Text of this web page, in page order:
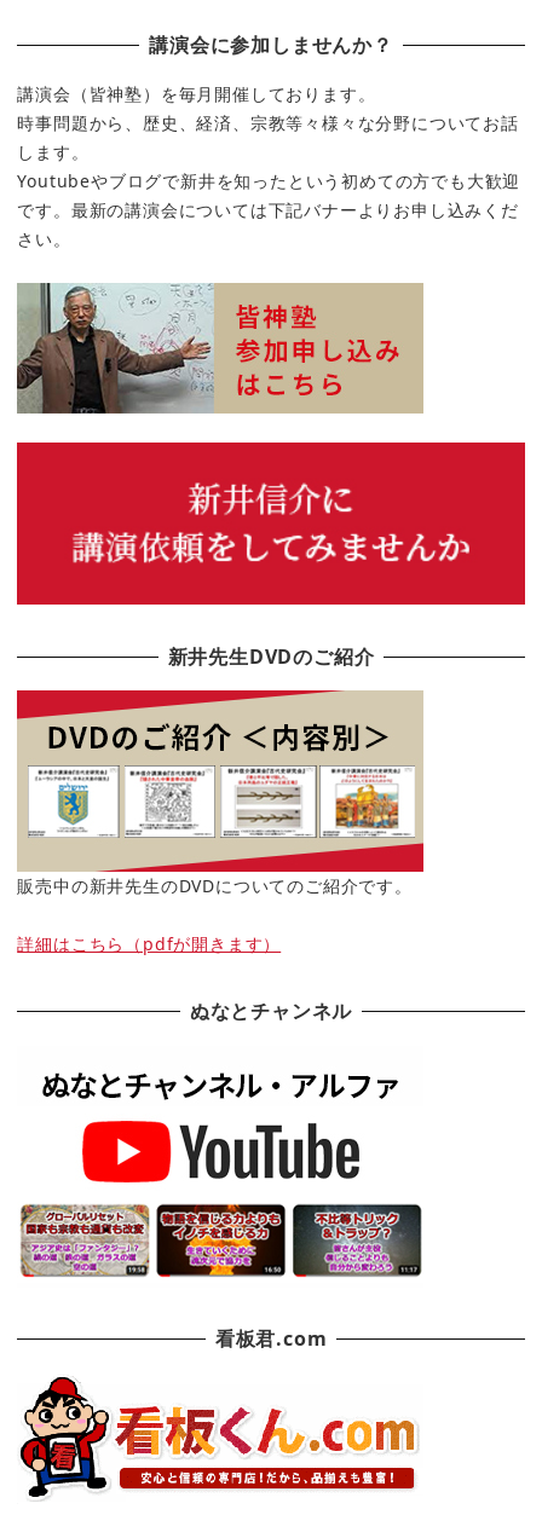
講演会に参加しませんか？
講演会（皆神塾）を毎月開催しております。
時事問題から、歴史、経済、宗教等々様々な分野についてお話
します。
Youtubeやブログで新井を知ったという初めての方でも大歓迎
です。最新の講演会については下記バナーよりお申し込みくだ
さい。
新井先生DVDのご紹介
販売中の新井先生のDVDについてのご紹介です。
詳細はこちら（pdfが開きます）
ぬなとチャンネル
看板君.com